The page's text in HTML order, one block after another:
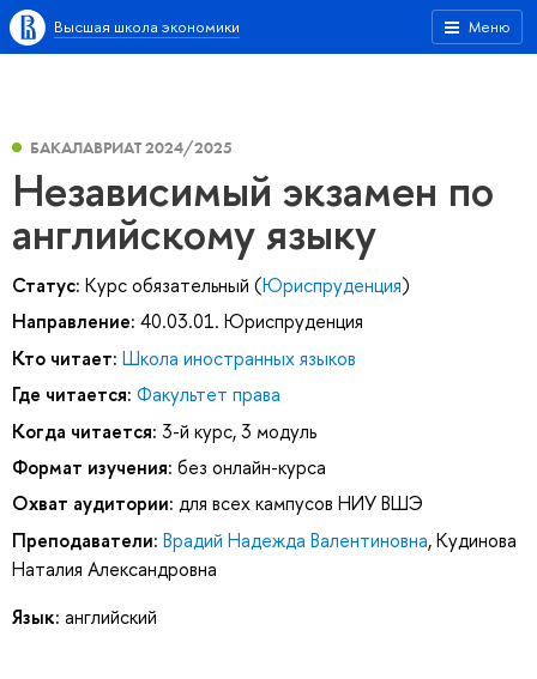
Меню
Высшая школа экономики
БАКАЛАВРИАТ 2024/2025
Независимый экзамен по
английскому языку
Статус: Курс обязательный (Юриспруденция)
Направление: 40.03.01. Юриспруденция
Кто читает: Школа иностранных языков
Где читается: Факультет права
Когда читается: 3-й курс, 3 модуль
Формат изучения: без онлайн-курса
Охват аудитории: для всех кампусов НИУ ВШЭ
Преподаватели: Врадий Надежда Валентиновна,Кудинова
Наталия Александровна
Язык: английский